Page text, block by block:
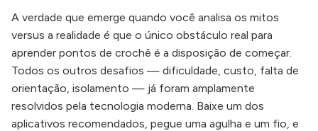
A verdade que emerge quando você analisa os mitos
versus a realidade é que o único obstáculo real para
aprender pontos de crochê é a disposição de começar.
Todos os outros desafios — dificuldade, custo, falta de
orientação, isolamento — já foram amplamente
resolvidos pela tecnologia moderna. Baixe um dos
aplicativos recomendados, pegue uma agulha e um fio, e